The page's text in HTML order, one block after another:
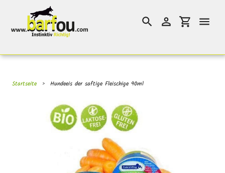
Inhalt
SuchenEinloggen
Startseite › Hundeeis der saftige Fleischige 90ml